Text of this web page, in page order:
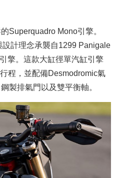
Superquadro Mono引擎。
計理念承襲自1299 Panigale
擎。這款大缸徑單汽缸引擎
程，並配備Desmodromic氣
製排氣門以及雙平衡軸。